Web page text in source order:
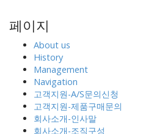
페이지
About us
History
Management
Navigation
고객지원-A/S문의신청
고객지원-제품구매문의
회사소개-인사말
회사소개-조직구성